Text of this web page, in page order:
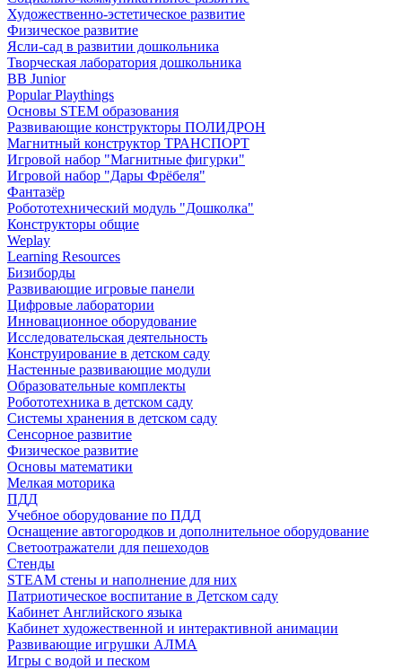
Художественно-эстетическое развитие
Физическое развитие
Ясли-сад в развитии дошкольника
Творческая лаборатория дошкольника
BB Junior
Popular Playthings
Основы STEM образования
Развивающие конструкторы ПОЛИДРОН
Магнитный конструктор ТРАНСПОРТ
Игровой набор "Магнитные фигурки"
Игровой набор "Дары Фрёбеля"
Фантазёр
Робототехнический модуль "Дошколка"
Конструкторы общие
Weplay
Learning Resources
Бизиборды
Развивающие игровые панели
Цифровые лаборатории
Инновационное оборудование
Исследовательская деятельность
Конструирование в детском саду
Настенные развивающие модули
Образовательные комплекты
Робототехника в детском саду
Системы хранения в детском саду
Сенсорное развитие
Физическое развитие
Основы математики
Мелкая моторика
ПДД
Учебное оборудование по ПДД
Оснащение автогородков и дополнительное оборудование
Светоотражатели для пешеходов
Стенды
STEAM стены и наполнение для них
Патриотическое воспитание в Детском саду
Кабинет Английского языка
Кабинет художественной и интерактивной анимации
Развивающие игрушки АЛМА
Игры с водой и песком